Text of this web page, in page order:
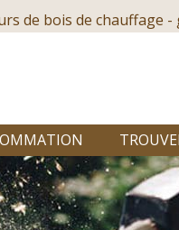
de bois de chauffage